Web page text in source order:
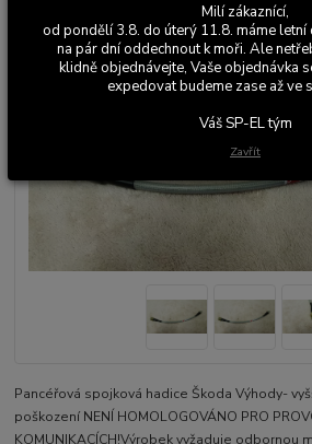
Pancéřová spojková hadice Škoda Výhody-
poškození NENÍ HOMOLOGOVÁNO PRO
KOMUNIKACÍCH!Výrobek vyžaduje odbornou
Milí zákaznící,
od pondělí 3.8. do úterý 11.8. máme letní
na pár dní oddechnout k moři. Ale
klidně objednávejte, Vaše objednávka
expedovat budeme zase až ve
Váš SP-EL tým
Zavřít